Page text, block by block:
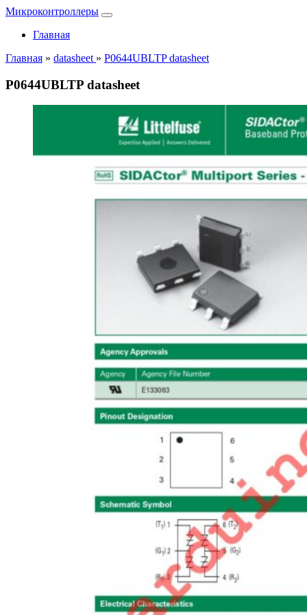
Микроконтроллеры
Главная
Главная » datasheet » P0644UBLTP datasheet
P0644UBLTP datasheet